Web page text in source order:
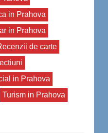
in Prahova
in Prahova
de carte
in Prahova
Turism in Prahova